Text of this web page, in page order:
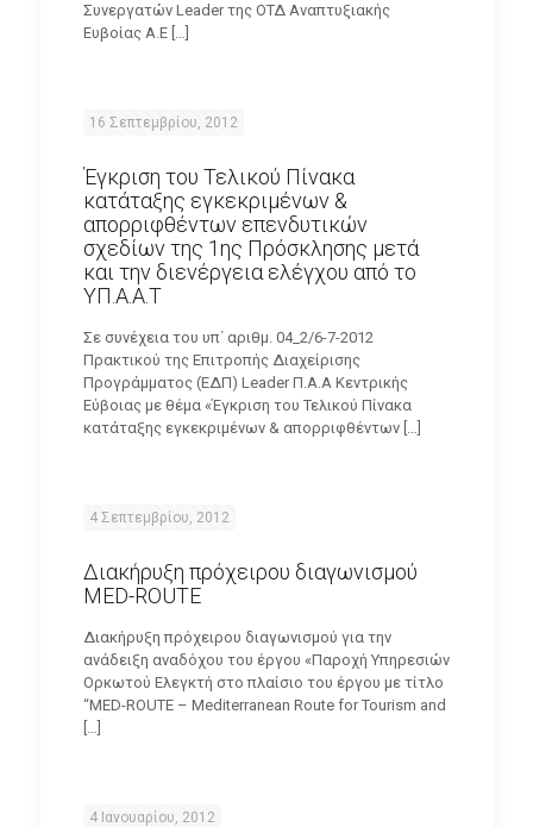
Συνεργατών Leader της ΟΤΔ Αναπτυξιακής
Ευβοίας Α.Ε[…]
16 Σεπτεμβρίου, 2012
Έγκριση του Τελικού Πίνακα
κατάταξης εγκεκριμένων &
απορριφθέντων επενδυτικών
σχεδίων της 1ης Πρόσκλησης μετά
και την διενέργεια ελέγχου από το
ΥΠ.Α.Α.Τ
Σε συνέχεια του υπ΄ αριθμ. 04_2/6-7-2012
Πρακτικού της Επιτροπής Διαχείρισης
Προγράμματος (ΕΔΠ) Leader Π.Α.Α Κεντρικής
Εύβοιας με θέμα «Έγκριση του Τελικού Πίνακα
κατάταξης εγκεκριμένων & απορριφθέντων[…]
4 Σεπτεμβρίου, 2012
Διακήρυξη πρόχειρου διαγωνισμού
MED-ROUTE
Διακήρυξη πρόχειρου διαγωνισμού για την
ανάδειξη αναδόχου του έργου «Παροχή Υπηρεσιών
Ορκωτού Ελεγκτή στο πλαίσιο του έργου με τίτλο
“MED-ROUTE – Mediterranean Route for Tourism and
[…]
4 Ιανουαρίου, 2012